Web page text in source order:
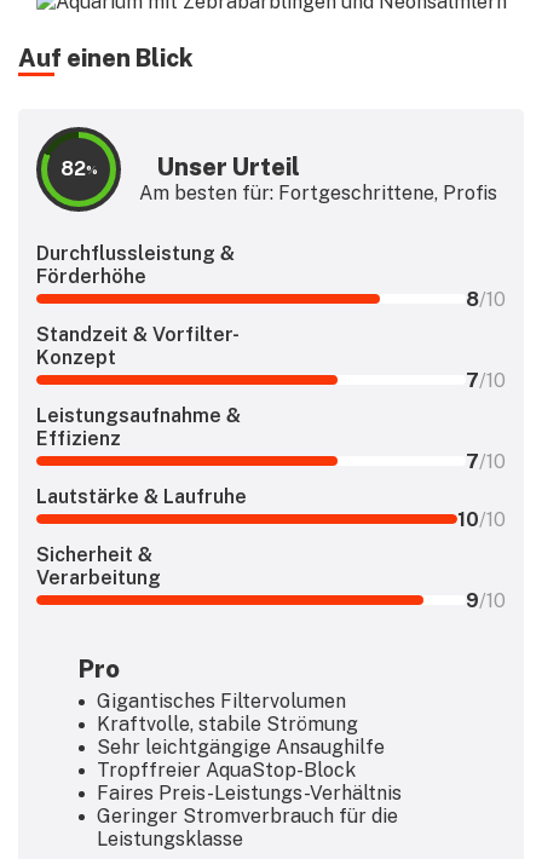
Auf einen Blick
82% Unser Urteil
Am besten für: Fortgeschrittene, Profis
Durchflussleistung &
Förderhöhe
8/10
Standzeit & Vorfilter-
Konzept
7/10
Leistungsaufnahme &
Effizienz
7/10
Lautstärke & Laufruhe
10/10
Sicherheit &
Verarbeitung
9/10
Pro
Gigantisches Filtervolumen
Kraftvolle, stabile Strömung
Sehr leichtgängige Ansaughilfe
Tropffreier AquaStop-Block
Faires Preis-Leistungs-Verhältnis
Geringer Stromverbrauch für die
Leistungsklasse